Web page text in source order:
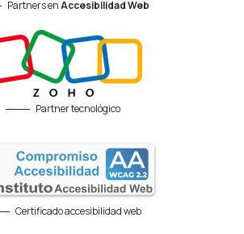
Partners enAccesibilidad Web
Partner tecnológico
Certificado accesibilidad web